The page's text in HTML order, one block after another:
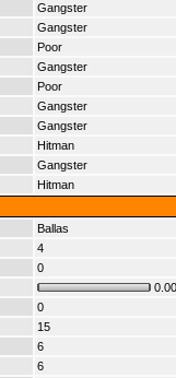
Gangster
Gangster
Poor
Gangster
Poor
Gangster
Gangster
Hitman
Gangster
Hitman
Ballas
4
0
0
15
6
6